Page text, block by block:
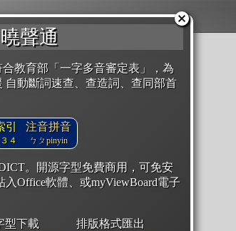
聲通
合教育部「一字多音審定表」，為
自動斷詞速查、查造詞、查同部首
引
４
注音拼音
ㄅㄆpinyin
。開源字型免費商用，可免安
入Office軟體、或myViewBoard電子
型下載 排版格式匯出